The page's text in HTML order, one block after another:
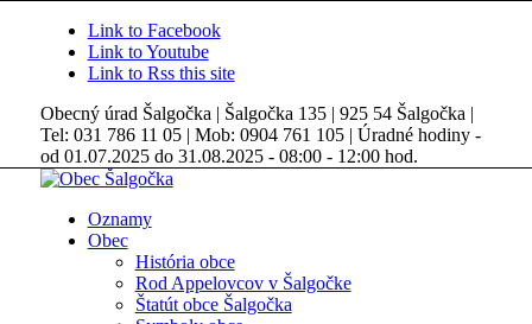
Link to Facebook
Link to Youtube
Link to Rss this site
Obecný úrad Šalgočka | Šalgočka 135 | 925 54 Šalgočka |
Tel: 031 786 11 05 | Mob: 0904 761 105 | Úradné hodiny -
od 01.07.2025 do 31.08.2025 - 08:00 - 12:00 hod.
Oznamy
Obec
História obce
Rod Appelovcov v Šalgočke
Štatút obce Šalgočka